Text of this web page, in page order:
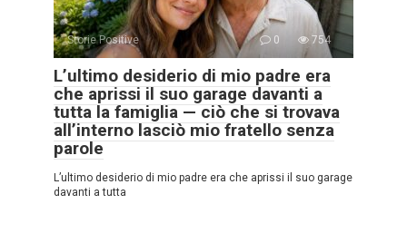
Storie Positive 0 754
L’ultimo desiderio di mio padre era
che aprissi il suo garage davanti a
tutta la famiglia — ciò che si trovava
all’interno lasciò mio fratello senza
parole
L’ultimo desiderio di mio padre era che aprissi il suo garage
davanti a tutta